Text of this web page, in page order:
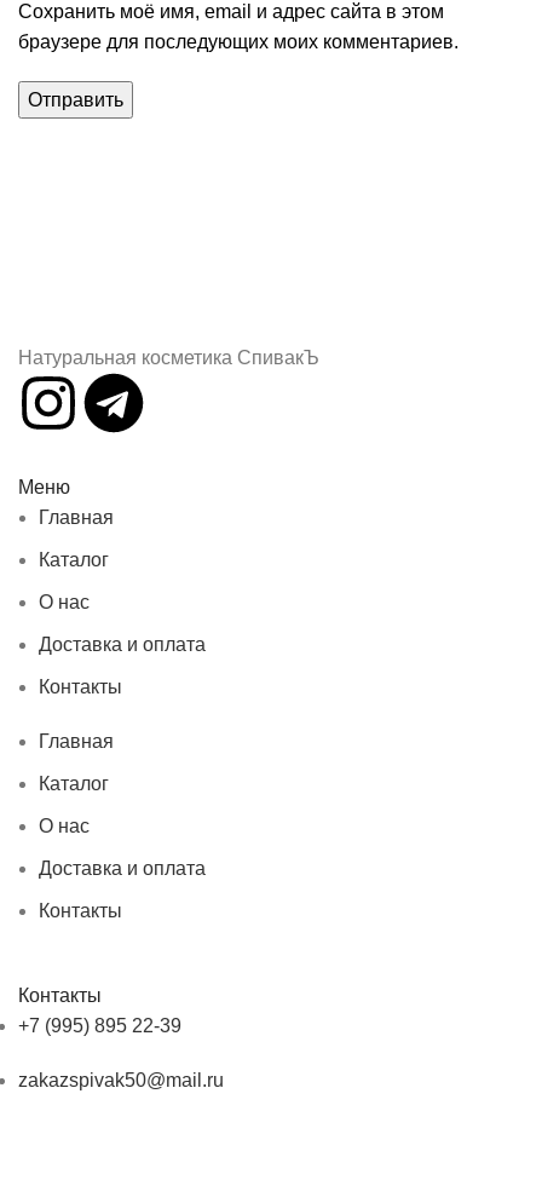
Сохранить моё имя, email и адрес сайта в этом
браузере для последующих моих комментариев.
Натуральная косметика СпивакЪ
Меню
Главная
Каталог
О нас
Доставка и оплата
Контакты
Главная
Каталог
О нас
Доставка и оплата
Контакты
Контакты
+7 (995) 895 22-39
zakazspivak50@mail.ru